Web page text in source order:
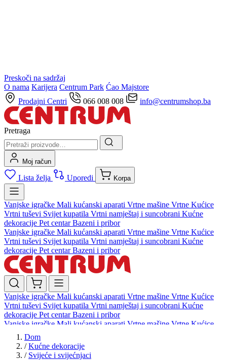
Preskoči na sadržaj
O nama Karijera Centrum Park Ćao Majstore
Prodajni Centri
066 008 008 info@centrumshop.ba
Pretraga
Moj račun
Lista želja Uporedi Korpa
Vanjske igračke Mali kućanski aparati Vrtne mašine Vrtne Kućice
Vrtni tuševi Svijet kupatila Vrtni namještaj i suncobrani Kućne
dekoracije Pet centarBazeni i pribor
Vanjske igračke Mali kućanski aparati Vrtne mašine Vrtne Kućice
Vrtni tuševi Svijet kupatila Vrtni namještaj i suncobrani Kućne
dekoracije Pet centarBazeni i pribor
Vanjske igračke Mali kućanski aparati Vrtne mašine Vrtne Kućice
Vrtni tuševi Svijet kupatila Vrtni namještaj i suncobrani Kućne
dekoracije Pet centarBazeni i pribor
Vanjske igračke Mali kućanski aparati Vrtne mašine Vrtne Kućice
Vrtni tuševi
dekoracijePet centar Bazeni i pribor
Dom
/ Kućne dekoracije
/ Svijeće i svijećnjaci